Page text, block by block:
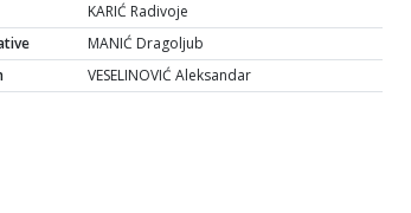
KARIĆ Radivoje
MANIĆ Dragoljub
VESELINOVIĆ Aleksandar